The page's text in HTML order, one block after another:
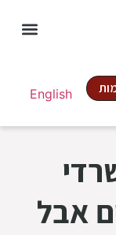
English
אבל